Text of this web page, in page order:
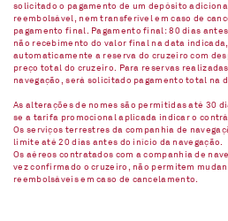
solicitado o pagamento de um depósito
reembolsável, nem transferível em caso de
pagamento final. Pagamento final: 80 dias
não recebimento do valor final na data
automaticamente a reserva do cruzeiro com
preço total do cruzeiro. Para reservas
navegação, será solicitado pagamento total na
As alterações de nomes são permitidas até 30
se a tarifa promocional aplicada indicar o
Os serviços terrestres da companhia de
limite até 20 dias antes do início da navegação.
Os aéreos contratados com a companhia de
vez confirmado o cruzeiro, não permitem
reembolsáveis em caso de cancelamento.​